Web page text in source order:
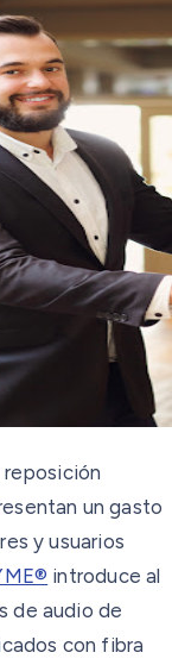
un gasto
y usuarios
introduce al
de audio de
con fibra